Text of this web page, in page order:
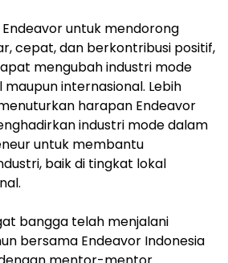
Endeavor untuk mendorong
cepat, dan berkontribusi positif,
mengubah industri mode
internasional. Lebih
harapan Endeavor
industri mode dalam
untuk membantu
baik di tingkat lokal
bangga telah menjalani
bersama Endeavor Indonesia